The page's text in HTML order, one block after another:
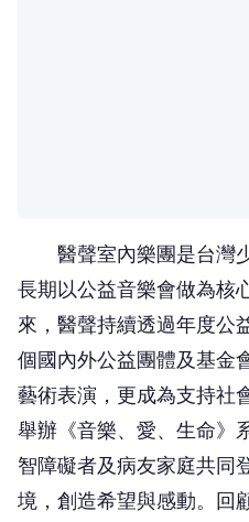
醫聲室內樂團是台灣少
長期以公益音樂會做為核
來，醫聲持續透過年度公
個國內外公益團體及基金
藝術表演，更成為支持社
舉辦《音樂、愛、生命》
智障礙者及病友家庭共同
境，創造希望與感動。回